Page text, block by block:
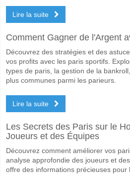
Lire la suite
Comment Gagner de l'Argent
Découvrez des stratégies et des
vos profits avec les paris sportifs.
types de paris, la gestion de la
plus communes parmi les parieurs.
Lire la suite
Les Secrets des Paris sur le
Joueurs et des Équipes
Découvrez comment améliorer vos
analyse approfondie des joueurs et
offre des informations précieuses pour